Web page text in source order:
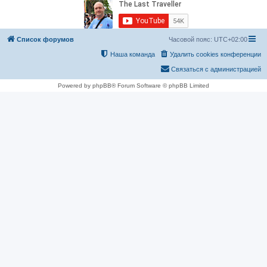
Список форумов Часовой пояс: UTC+02:00
Удалить cookies конференции
Наша команда
Связаться с администрацией
Powered by phpBB® Forum Software © phpBB Limited